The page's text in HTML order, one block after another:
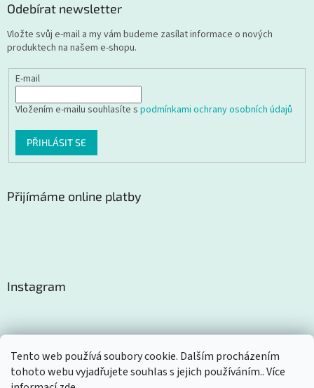
Tento web používá soubory cookie. Dalším procházením
tohoto webu vyjadřujete souhlas s jejich používáním.. Více
Odebírat newsletter
Vložte svůj e-mail a my vám budeme zasílat informace o nových
produktech na našem e-shopu.
E-mail
Vložením e-mailu souhlasíte s podmínkami ochrany osobních údajů
PŘIHLÁSIT SE
Přijímáme online platby
Instagram
Sledovat na Instagramu